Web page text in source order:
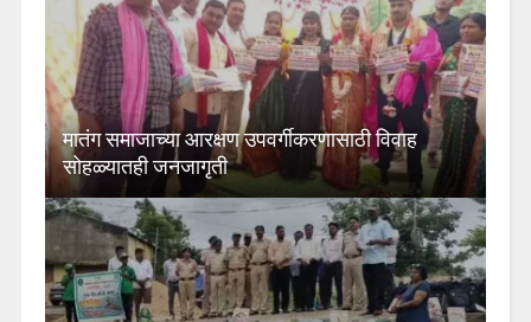
मातंग समाजाच्या आरक्षण उपवर्गीकरणासाठी विवाह
सोहळ्यातही जनजागृती